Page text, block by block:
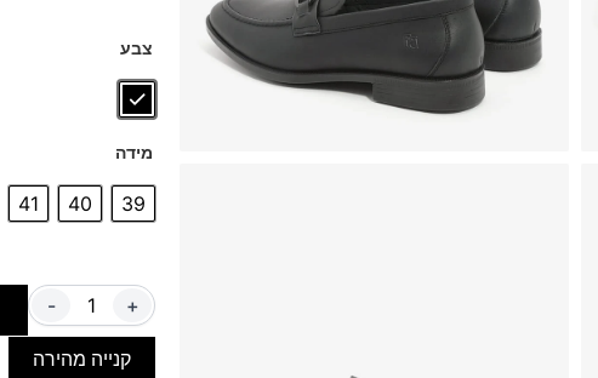
צבע
מידה
39
40
41
- +
קנייה מהירה